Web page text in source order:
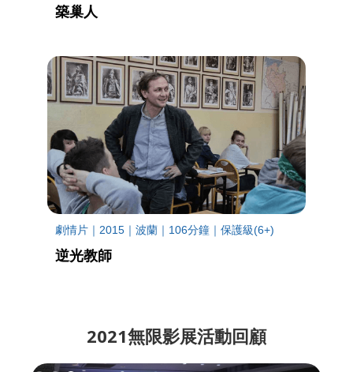
築巢人
劇情片｜2015｜波蘭｜106分鐘｜保護級(6+)
逆光教師
2021無限影展活動回顧